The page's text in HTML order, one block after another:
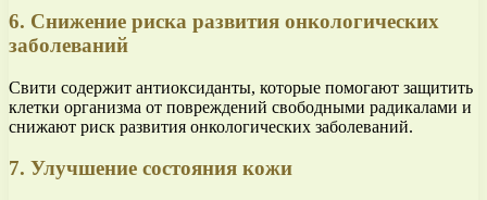
6. Снижение риска развития онкологических
заболеваний
Свити содержит антиоксиданты, которые помогают защитить
клетки организма от повреждений свободными радикалами и
снижают риск развития онкологических заболеваний.
7. Улучшение состояния кожи